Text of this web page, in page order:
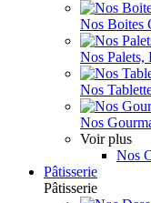
Nos Boites
Nos Palets,
Nos
Nos
Voir plus
Nos
Pâtisserie
Pâtisserie